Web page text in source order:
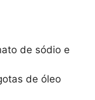
de sódio e
de óleo